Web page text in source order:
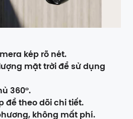
kép rõ nét.
mặt trời để sử dụng
360°.
để theo dõi chi tiết.
không mất phí.